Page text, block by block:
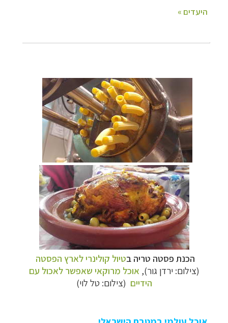
הכנת פסטה טריה בטיול קולינרי לארץ הפסטה
(צילום: ירדן גור), אוכל מרוקאי שאפשר לאכול עם
הידיים (צילום: טל לוי)